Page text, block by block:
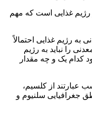
رژیم غذایی است که مهم
به رژیم غذایی احتمالاً
را نباید به رژیم
کدام یک و چه مقدار
عبارتند از کلسیم،
جغرافیایی سلنیوم و